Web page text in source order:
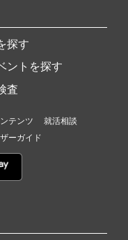
探す
ントを探す
査
テンツ
就活相談
ーガイド